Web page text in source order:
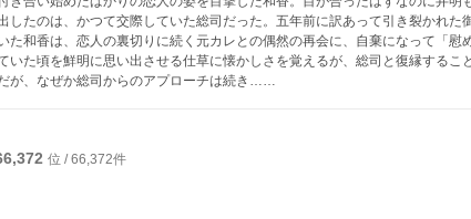
したのは、かつて交際していた総司だった。五年前に訳あって引き裂かれた
た和香は、恋人の裏切りに続く元カレとの偶然の再会に、自棄になって「慰
いた頃を鮮明に思い出させる仕草に懐かしさを覚えるが、総司と復縁するこ
が、なぜか総司からのアプローチは続き……
位 / 66,372件